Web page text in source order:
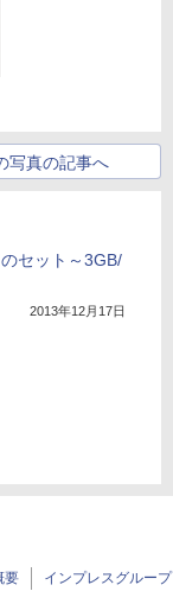
写真の記事へ
セット～3GB/
2013年12月17日
要 インプレスグループ